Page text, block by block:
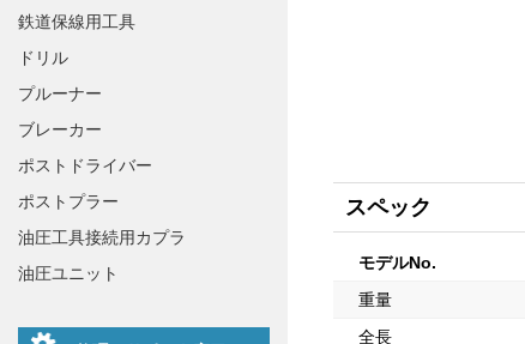
スペック
モデルNo.
重量
全長
鉄道保線用工具
ドリル
プルーナー
ブレーカー
ポストドライバー
ポストプラー
油圧工具接続用カプラ
油圧ユニット